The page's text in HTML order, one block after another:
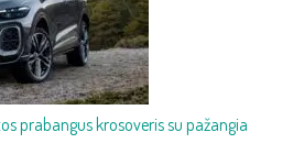
prabangus krosoveris su pažangia